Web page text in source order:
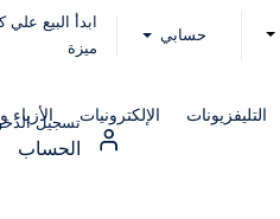
حسابي
ابدأ البيع علي
ميزة
التليفزيونات الإلكترونياتتسجيل
الحساب